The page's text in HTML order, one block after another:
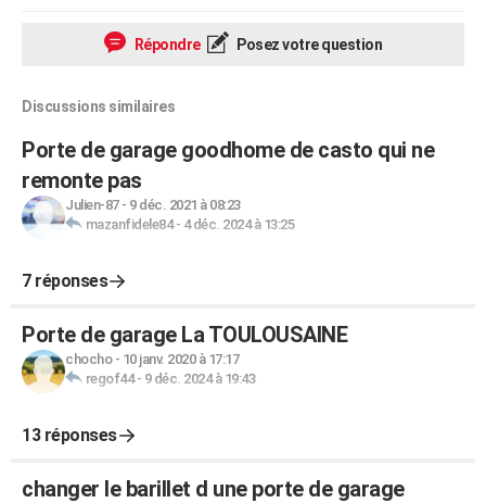
Répondre Posez votre question
Discussions similaires
Porte de garage goodhome de casto qui ne
remonte pas
Julien-87- 9 déc. 2021 à 08:23
mazanfidele84- 4 déc. 2024 à 13:25
7 réponses
Porte de garage La TOULOUSAINE
chocho- 10 janv. 2020 à 17:17
regof44- 9 déc. 2024 à 19:43
13 réponses
changer le barillet d une porte de garage